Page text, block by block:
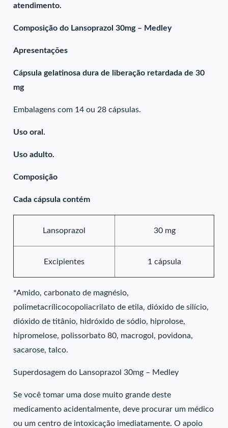
atendimento.
Composição do Lansoprazol 30mg – Medley
Apresentações
Cápsula gelatinosa dura de liberação retardada de 30
mg
Embalagens com 14 ou 28 cápsulas.
Uso oral.
Uso adulto.
Composição
Cada cápsula contém
Lansoprazol 30 mg
Excipientes 1 cápsula
*Amido, carbonato de magnésio,
polimetacrílicocopoliacrilato de etila, dióxido de silício,
dióxido de titânio, hidróxido de sódio, hiprolose,
hipromelose, polissorbato 80, macrogol, povidona,
sacarose, talco.
Superdosagem do Lansoprazol 30mg – Medley
Se você tomar uma dose muito grande deste
medicamento acidentalmente, deve procurar um médico
ou um centro de intoxicação imediatamente. O apoio